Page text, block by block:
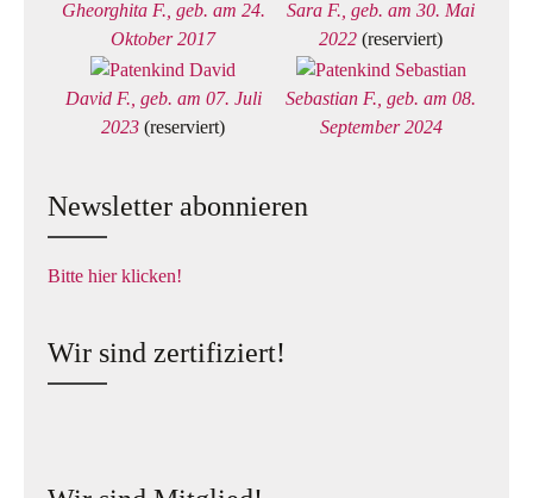
Gheorghita F., geb. am 24.
Oktober 2017
Sara F., geb. am 30. Mai
2022 (reserviert)
David F., geb. am 07. Juli
2023 (reserviert)
Sebastian F., geb. am 08.
September 2024
Newsletter abonnieren
Bitte hier klicken!
Wir sind zertifiziert!